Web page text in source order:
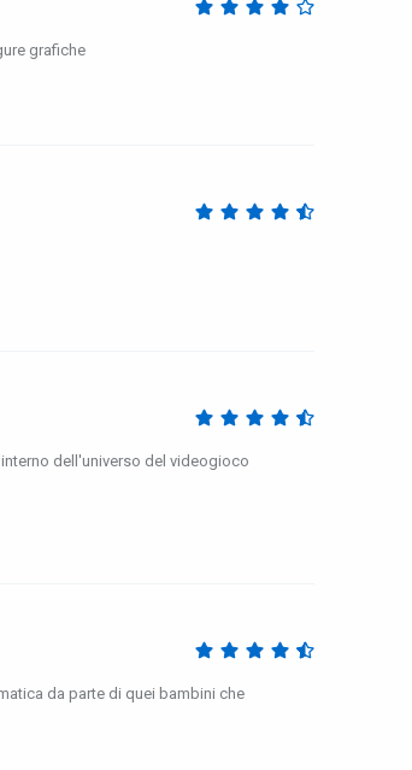
grafiche
dell'universo del videogioco
da parte di quei bambini che